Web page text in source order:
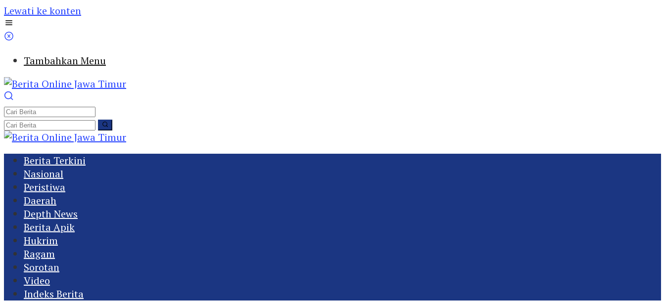
Lewati ke konten
Tambahkan Menu
Berita Terkini
Nasional
Peristiwa
Daerah
Depth News
Berita Apik
Hukrim
Ragam
Sorotan
Video
Indeks Berita